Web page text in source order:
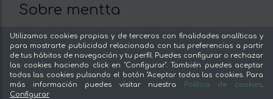
Sobre mentta
Ventajas de comprar comida online en mentta
Conoce mentta
Blog de mentta
Vende en mentta
Fidelización
Utilizamos cookies propias y de terceros con finalidades analíticas y
para mostrarte publicidad relacionada con tus preferencias a partir
de tus hábitos de navegación y tu perfil. Puedes configurar o rechazar
las cookies haciendo click en "Configurar". También puedes aceptar
todas las cookies pulsando el botón "Aceptar todas las cookies. Para
más información puedes visitar nuestra
Política de cookies.
Configurar